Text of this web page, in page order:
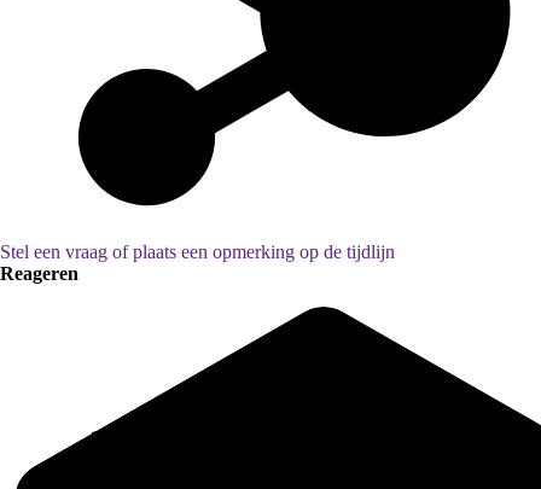
Stel een vraag of plaats een opmerking op de tijdlijn
Reageren